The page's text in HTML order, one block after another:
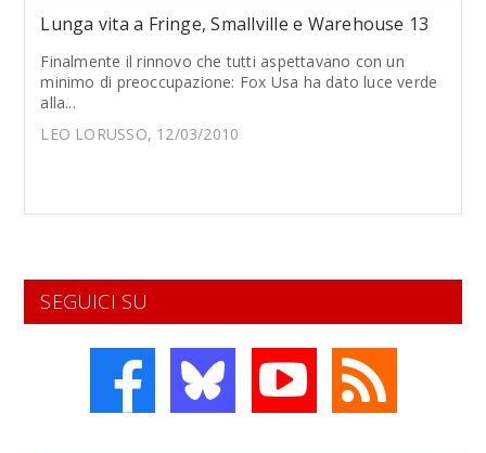
Lunga vita a Fringe, Smallville e Warehouse 13
Finalmente il rinnovo che tutti aspettavano con un
minimo di preoccupazione: Fox Usa ha dato luce verde
alla...
LEO LORUSSO, 12/03/2010
SEGUICI SU